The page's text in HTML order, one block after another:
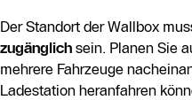
Der Standort der Wallbox
zugänglich sein. Planen Sie
mehrere Fahrzeuge
Ladestation heranfahren